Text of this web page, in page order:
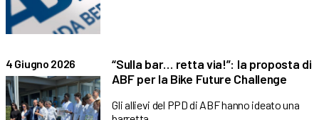
4 Giugno 2026
“Sulla bar… retta via!”: la proposta di
ABF per la Bike Future Challenge
Gli allievi del PPD di ABF hanno ideato una